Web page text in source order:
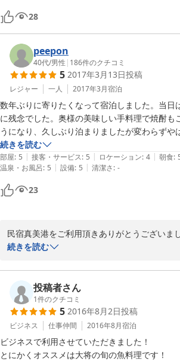
28
peepon
40代/男性 | 186件のクチコミ
5 2017年3月13日投稿
レジャー 一人 2017年3月宿泊
数年ぶりに寄りたくなって宿泊しました。当日
に残念でした。奥様の美味しい手料理で焼酎も
うになり、久しぶり泊まりましたが変わらずや
ながら是非体調にも留意して頂き、また釣りた
る舞ってください。末長い継続を心から願って
続きを読む
部屋: 5 | 接客・サービス: 5 | ロケーション: 4 | 朝食:
温泉・お風呂: 5 | 設備: 5 | 清潔さ: -
23
民宿真美港をご利用頂きありがとうございまし
お気遣いいただきありがとうございます。
い魚と焼酎でお待ちしております。
2017-04-22
続きを読む
投稿者さん
1件のクチコミ
5 2016年8月2日投稿
ビジネス 仕事仲間 2016年8月宿泊
ビジネスで利用させていただきました！
とにかくオススメは大将の旬の魚料理です！